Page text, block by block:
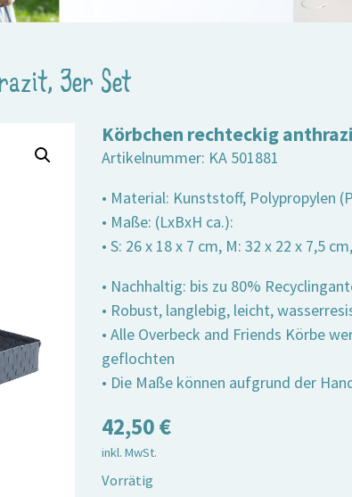
3er Set
Körbchen rechteckig
Artikelnummer: KA 501881
• Material: Kunststoff, Polypropylen
• Maße: (LxBxH ca.):
• S: 26 x 18 x 7 cm, M: 32 x 22 x 7,5
• Nachhaltig: bis zu 80%
• Robust, langlebig, leicht,
• Alle Overbeck and Friends Körbe
geflochten
• Die Maße können aufgrund der
42,50€
inkl. MwSt.
Vorrätig